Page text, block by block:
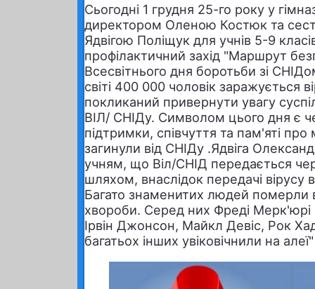
Сьогодні 1 грудня 25-го року у
директором Оленою Костюк та
Ядвігою Поліщук для учнів 5-9
профілактичний захід "Маршрут
Всесвітнього дня боротьби зі
світі 400 000 чоловік заражується
покликаний привернути увагу
ВІЛ/ СНІДу. Символом цього дня є
підтримки, співчуття та пам'яті
загинули від СНІДу .Ядвіга
учням, що Віл/СНІД передається
шляхом, внаслідок передачі вірусу
Багато знаменитих людей померли
хвороби. Серед них Фреді Мерк'юрі
Ірвін Джонсон, Майкл Девіс, Рок
багатьох інших увіковічнили на